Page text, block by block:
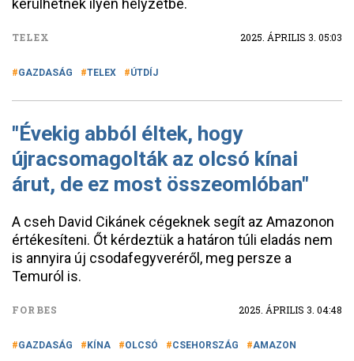
kerülhetnek ilyen helyzetbe.
TELEX 2025. ÁPRILIS 3. 05:03
GAZDASÁG TELEX ÚTDÍJ
"Évekig abból éltek, hogy
újracsomagolták az olcsó kínai
árut, de ez most összeomlóban"
A cseh David Cikánek cégeknek segít az Amazonon
értékesíteni. Őt kérdeztük a határon túli eladás nem
is annyira új csodafegyveréről, meg persze a
Temuról is.
FORBES 2025. ÁPRILIS 3. 04:48
GAZDASÁG KÍNA OLCSÓ CSEHORSZÁG AMAZON